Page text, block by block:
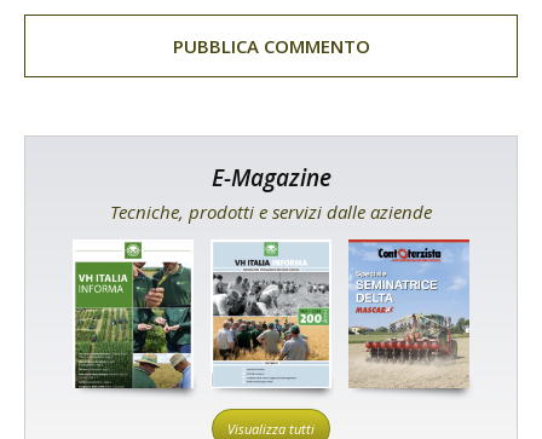
E-Magazine
Tecniche, prodotti e servizi dalle aziende
Visualizza tutti